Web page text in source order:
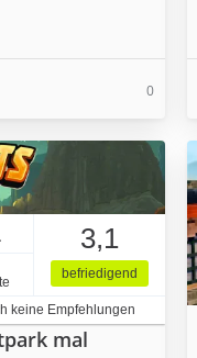
0
3,1
befriedigend
keine Empfehlungen
mal